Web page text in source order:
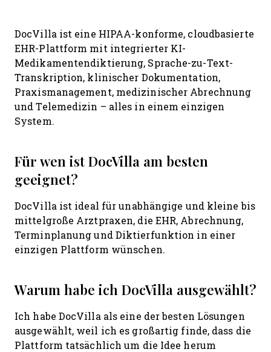
DocVilla ist eine HIPAA-konforme, cloudbasierte
EHR-Plattform mit integrierter KI-
Medikamentendiktierung, Sprache-zu-Text-
Transkription, klinischer Dokumentation,
Praxismanagement, medizinischer Abrechnung
und Telemedizin – alles in einem einzigen
System.
Für wen ist DocVilla am besten
geeignet?
DocVilla ist ideal für unabhängige und kleine bis
mittelgroße Arztpraxen, die EHR, Abrechnung,
Terminplanung und Diktierfunktion in einer
einzigen Plattform wünschen.
Warum habe ich DocVilla ausgewählt?
Ich habe DocVilla als eine der besten Lösungen
ausgewählt, weil ich es großartig finde, dass die
Plattform tatsächlich um die Idee herum